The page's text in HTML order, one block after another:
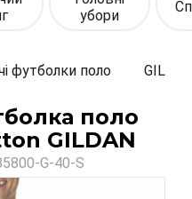
убори
футболки поло
поло
GILDAN
G-40-S